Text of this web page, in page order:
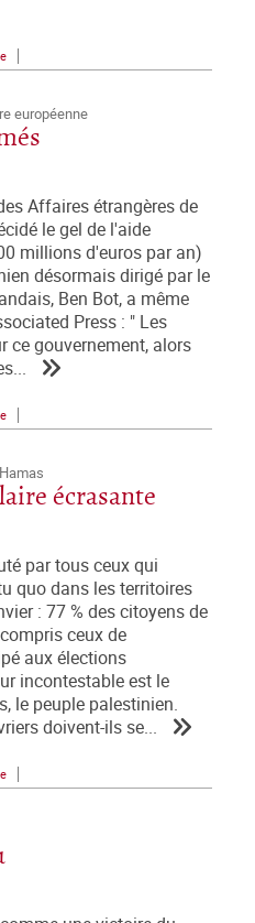
européenne
Affaires étrangères de
le gel de l'aide
millions d'euros par an)
désormais dirigé par le
Ben Bot, a même
Press : " Les
ce gouvernement, alors
écrasante
par tous ceux qui
quo dans les territoires
: 77 % des citoyens de
ceux de
aux élections
incontestable est le
le peuple palestinien.
doivent-ils se...